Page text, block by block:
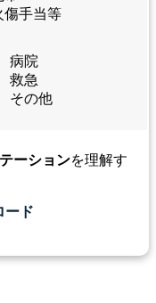
傷手当等
病院
救急
その他
ーションを理解す
ード